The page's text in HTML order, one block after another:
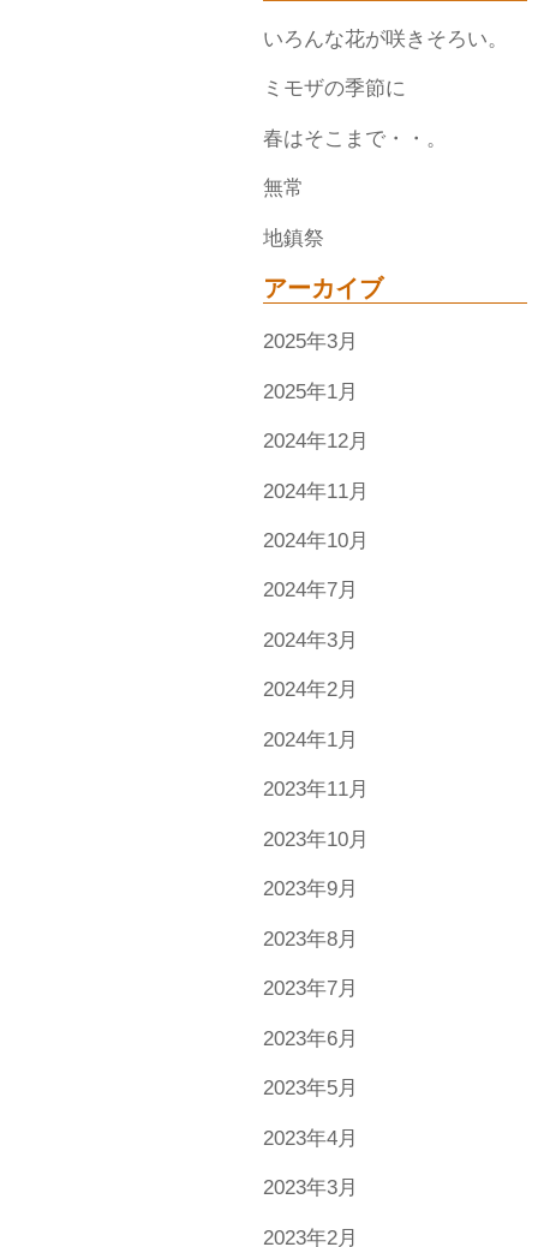
いろんな花が咲きそろい。
ミモザの季節に
春はそこまで・・。
無常
地鎮祭
アーカイブ
2025年3月
2025年1月
2024年12月
2024年11月
2024年10月
2024年7月
2024年3月
2024年2月
2024年1月
2023年11月
2023年10月
2023年9月
2023年8月
2023年7月
2023年6月
2023年5月
2023年4月
2023年3月
2023年2月